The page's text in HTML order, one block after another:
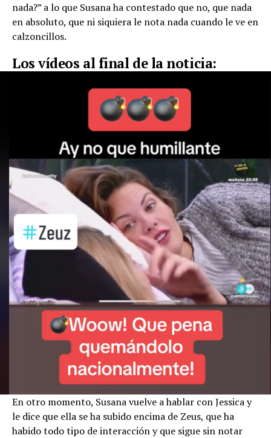
nada?” a lo que Susana ha contestado que no, que nada
en absoluto, que ni siquiera le nota nada cuando le ve en
calzoncillos.
Los vídeos al final de la noticia:
En otro momento, Susana vuelve a hablar con Jessica y
le dice que ella se ha subido encima de Zeus, que ha
habido todo tipo de interacción y que sigue sin notar